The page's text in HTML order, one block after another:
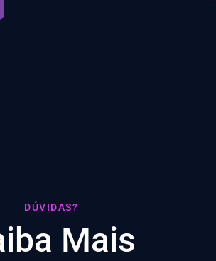
DÚVIDAS?
Mais